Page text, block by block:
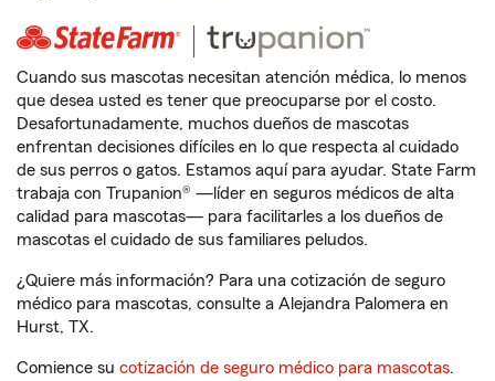
Cuando sus mascotas necesitan atención médica, lo menos
que desea usted es tener que preocuparse por el costo.
Desafortunadamente, muchos dueños de mascotas
enfrentan decisiones difíciles en lo que respecta al cuidado
de sus perros o gatos. Estamos aquí para ayudar. State Farm
trabaja con Trupanion® —líder en seguros médicos de alta
calidad para mascotas— para facilitarles a los dueños de
mascotas el cuidado de sus familiares peludos.
¿Quiere más información? Para una cotización de seguro
médico para mascotas, consulte a Alejandra Palomera en
Hurst, TX.
Comience su cotización de seguro médico para mascotas.